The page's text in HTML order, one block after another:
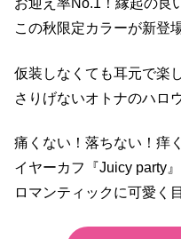
お迎え率No.1！縁起の良
この秋限定カラーが新登
仮装しなくても耳元で楽
さりげないオトナのハロ
痛くない！落ちない！痒
イヤーカフ『Juicy party
ロマンティックに可愛く